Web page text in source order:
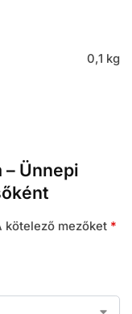
0,1 kg
– Ünnepi
kötelező mezőket *